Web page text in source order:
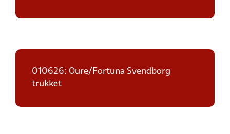
010626: Oure/Fortuna Svendborg
trukket